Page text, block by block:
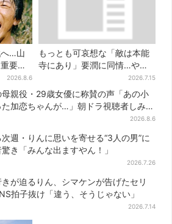
へ…山
要人
興
2026.8.6
もっとも可哀想な「敵は本能
寺にあり」要潤に同情…やっ
てない“毒殺”、元上司の裏切
り【豊臣兄弟】
2026.7.15
母親役・29歳女優に称賛の声「あの小
た加恋ちゃんが…」朝ドラ視聴者しみじ
2026.8.6
次週・りんに思いを寄せる“3人の男”に
き「みんな出ますやん！」
2026.7.26
が迫るりん、シマケンが告げたセリ
拍子抜け「違う、そうじゃない」
2026.7.14